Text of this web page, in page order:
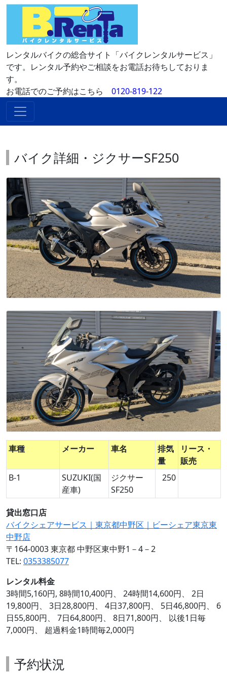
レンタルバイクの総合サイト「バイクレンタルサービス」
です。レンタル予約やご相談をお電話お待ちしておりま
す。
お電話でのご予約はこちら 0120-819-122
バイク詳細・ジクサーSF250
車種 メーカー 車名
排気
量
リース・
販売
B-1
SUZUKI(国
産車)
ジクサー
SF250
250
貸出窓口店
バイクシェアサービス｜東京都中野区｜ビーシェア東京東
中野店
〒164-0003 東京都 中野区東中野1－4－2
TEL: 0353385077
レンタル料金
3時間5,160円, 8時間10,400円、 24時間14,600円、 2日
19,800円、 3日28,800円、 4日37,800円、 5日46,800円、 6
日55,800円、 7日64,800円、 8日71,800円、 以後1日毎
7,000円、 超過料金1時間毎2,000円
予約状況